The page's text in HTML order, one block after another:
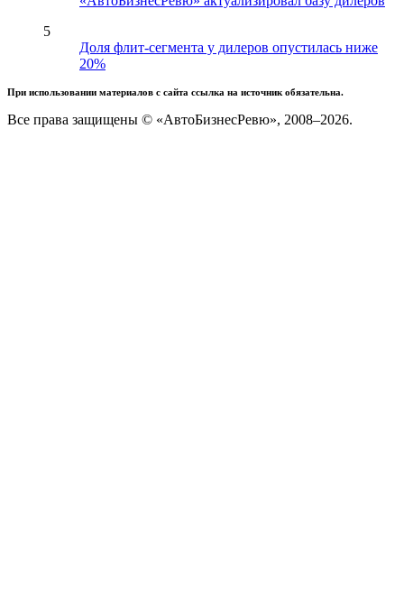
5
Доля флит-сегмента у дилеров опустилась ниже
20%
При использовании материалов с сайта ссылка на источник обязательна.
Все права защищены © «АвтоБизнесРевю», 2008–2026.